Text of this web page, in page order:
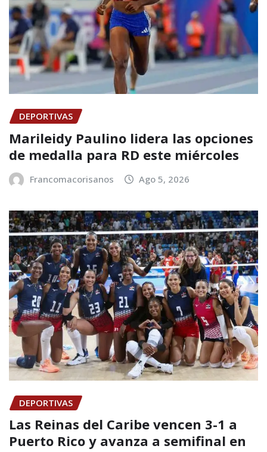
DEPORTIVAS
Marileidy Paulino lidera las opciones
de medalla para RD este miércoles
Francomacorisanos Ago 5, 2026
DEPORTIVAS
Las Reinas del Caribe vencen 3-1 a
Puerto Rico y avanza a semifinal en